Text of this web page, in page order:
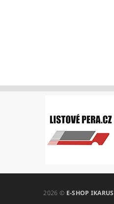
2026 © E-SHOP IKARUS